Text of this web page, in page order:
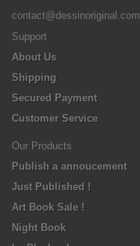
contact@dessinoriginal.com
Support
About Us
Shipping
Secured Payment
Customer Service
Our Products
Publish a annoucement
Just Published !
Art Book Sale !
Night Book